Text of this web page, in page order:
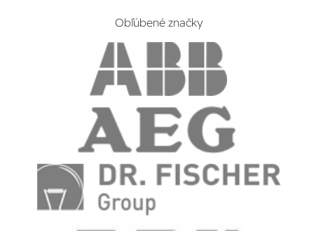
Obľúbené značky